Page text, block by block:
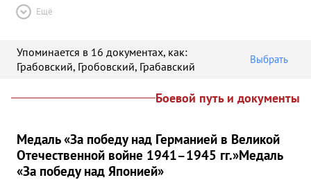
Ещё
Упоминается в 16 документах, как:
Грабовский, Гробовский, Грабавский
Выбрать
Боевой путь и документы
Медаль «За победу над Германией в Великой
Отечественной войне 1941–1945 гг.»Медаль
«За победу над Японией»